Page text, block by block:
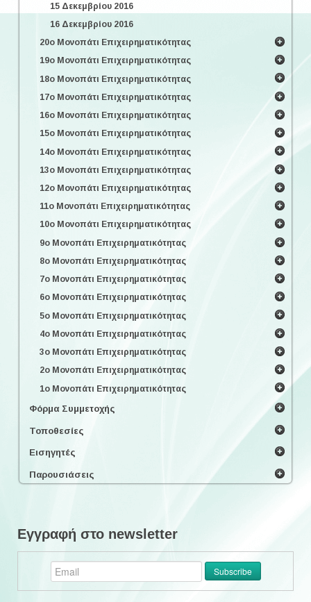
15 Δεκεμβρίου 2016
16 Δεκεμβρίου 2016
20ο Μονοπάτι Επιχειρηματικότητας
19ο Μονοπάτι Επιχειρηματικότητας
18ο Μονοπάτι Επιχειρηματικότητας
17ο Μονοπάτι Επιχειρηματικότητας
16ο Μονοπάτι Επιχειρηματικότητας
15ο Μονοπάτι Επιχειρηματικότητας
14ο Μονοπάτι Επιχειρηματικότητας
13ο Μονοπάτι Επιχειρηματικότητας
12ο Μονοπάτι Επιχειρηματικότητας
11ο Μονοπάτι Επιχειρηματικότητας
10ο Μονοπάτι Επιχειρηματικότητας
9ο Μονοπάτι Επιχειρηματικότητας
8ο Μονοπάτι Επιχειρηματικότητας
7ο Μονοπάτι Επιχειρηματικότητας
6ο Μονοπάτι Επιχειρηματικότητας
5ο Μονοπάτι Επιχειρηματικότητας
4ο Μονοπάτι Επιχειρηματικότητας
3ο Μονοπάτι Επιχειρηματικότητας
2ο Μονοπάτι Επιχειρηματικότητας
1ο Μονοπάτι Επιχειρηματικότητας
Φόρμα Συμμετοχής
Τοποθεσίες
Εισηγητές
Παρουσιάσεις
Εγγραφή στο newsletter